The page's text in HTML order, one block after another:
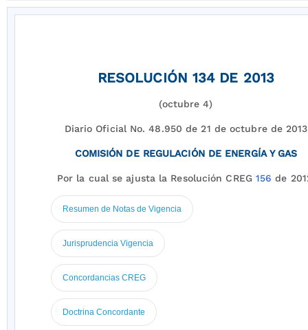
RESOLUCIÓN 134 DE 2013
(octubre 4)
Diario Oficial No. 48.950 de 21 de octubre de 2013
COMISIÓN DE REGULACIÓN DE ENERGÍA Y GAS
Por la cual se ajusta la Resolución CREG 156 de
Resumen de Notas de Vigencia
Jurisprudencia Vigencia
Concordancias CREG
Doctrina Concordante